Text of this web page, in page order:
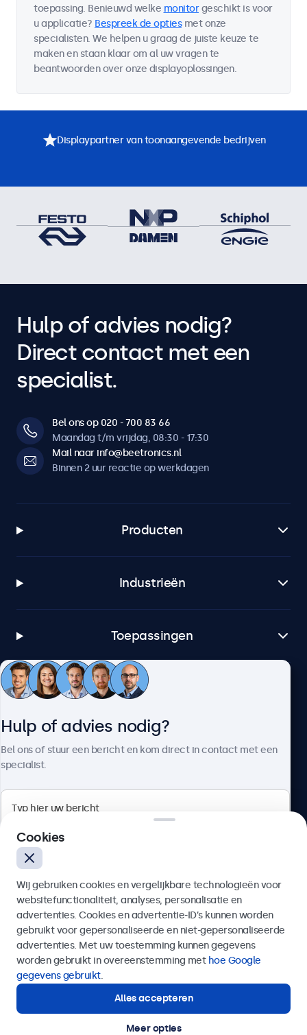
toepassing. Benieuwd welke monitorgeschikt is voor
u applicatie? Bespreek de optiesmet onze
specialisten. We helpen u graag de juiste keuze te
maken en staan klaar om al uw vragen te
beantwoorden over onze displayoplossingen.
Displaypartner van toonaangevende bedrijven
Hulp of advies nodig?
Direct contact met een
specialist.
Bel ons op 020 - 700 83 66
Maandag t/m vrijdag, 08:30 - 17:30
Mail naar info@beetronics.nl
Binnen 2 uur reactie op werkdagen
Producten
Industrieën
Toepassingen
Klantenservice
4.8/5 door 5000+ bedrijven
Nederlands
Hulp of advies nodig?
Bel ons of stuur een bericht en kom direct in contact met een
specialist.
Verzenden
Of bel ons op
Hulp of advies nodig?
Direct contact met een specialist.
Cookies
Wij gebruiken cookies en vergelijkbare technologieën voor
websitefunctionaliteit, analyses, personalisatie en
advertenties. Cookies en advertentie-ID’s kunnen worden
gebruikt voor gepersonaliseerde en niet-gepersonaliseerde
advertenties. Met uw toestemming kunnen gegevens
worden gebruikt in overeenstemming met hoe Google
gegevens gebruikt.
Alles accepteren
Meer opties